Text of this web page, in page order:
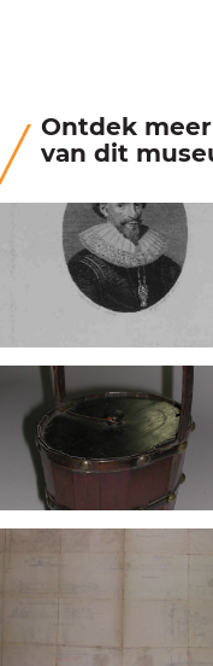
Ontdek
van dit